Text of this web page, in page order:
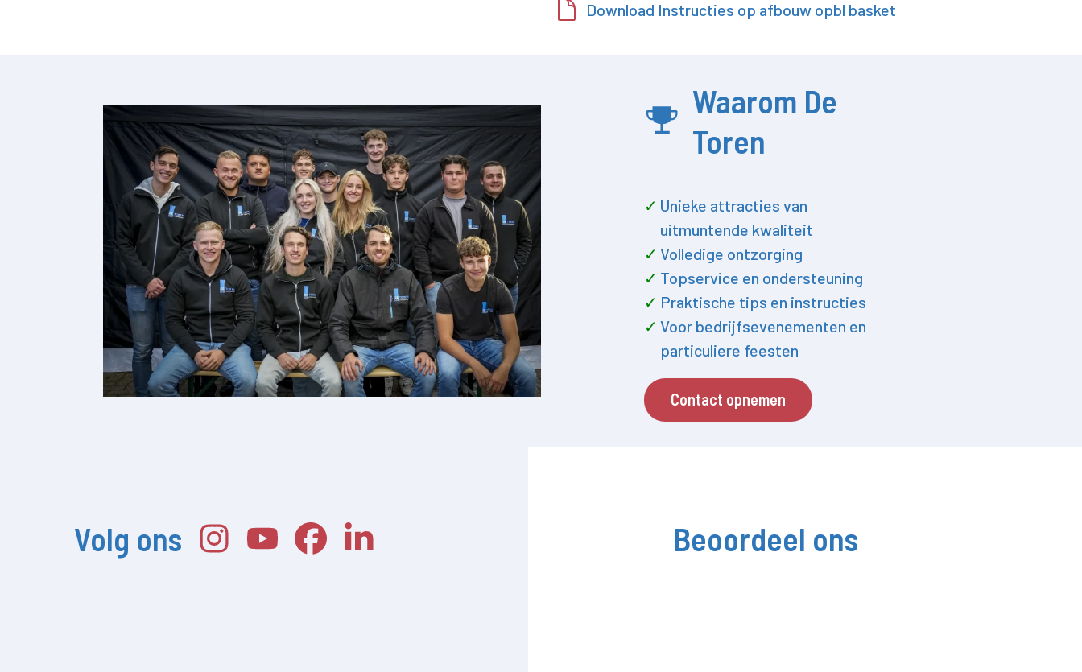
Download Instructies op afbouw opbl basket
Waarom De
Toren
Unieke attracties van
uitmuntende kwaliteit
Volledige ontzorging
Topservice en ondersteuning
Praktische tips en instructies
Voor bedrijfsevenementen en
particuliere feesten
Contact opnemen
Volg ons Beoordeel ons